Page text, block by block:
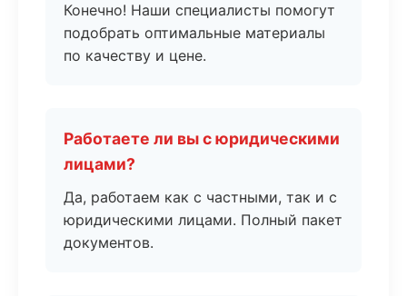
Конечно! Наши специалисты помогут
подобрать оптимальные материалы
по качеству и цене.
Работаете ли вы с юридическими
лицами?
Да, работаем как с частными, так и с
юридическими лицами. Полный пакет
документов.